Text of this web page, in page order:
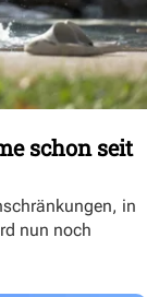
schon seit
in
nun noch